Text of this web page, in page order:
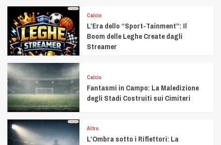
Calcio
L’Era dello “Sport-Tainment”: Il
Boom delle Leghe Create dagli
Streamer
Calcio
Fantasmi in Campo: La Maledizione
degli Stadi Costruiti sui Cimiteri
Altro
L’Ombra sotto i Riflettori: La